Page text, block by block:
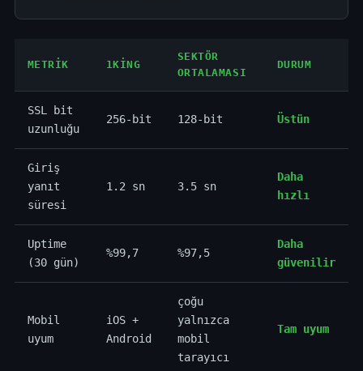
METRIK 1KING
SEKTÖR
ORTALAMASI
DURUM
SSL bit
uzunluğu
256-bit 128-bit Üstün
Giriş
yanıt
süresi
1.2 sn 3.5 sn
Daha
hızlı
Uptime
(30 gün)
%99,7 %97,5
Daha
güvenilir
Mobil
uyum
iOS +
Android
çoğu
yalnızca
mobil
tarayıcı
Tam uyum